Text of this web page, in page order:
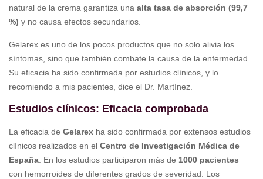
natural de la crema garantiza una alta tasa de absorción (99,7
%) y no causa efectos secundarios.
Gelarex es uno de los pocos productos que no solo alivia los
síntomas, sino que también combate la causa de la enfermedad.
Su eficacia ha sido confirmada por estudios clínicos, y lo
recomiendo a mis pacientes, dice el Dr. Martínez.
Estudios clínicos: Eficacia comprobada
La eficacia de Gelarex ha sido confirmada por extensos estudios
clínicos realizados en el Centro de Investigación Médica de
España . En los estudios participaron más de 1000 pacientes
con hemorroides de diferentes grados de severidad. Los